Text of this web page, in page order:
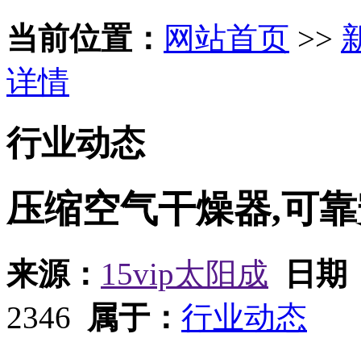
当前位置： 网站首页 >>
详情
行业动态
压缩空气干燥器,可
来源： 15vip太阳成
日期
2346
属于： 行业动态